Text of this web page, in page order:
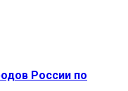
России по